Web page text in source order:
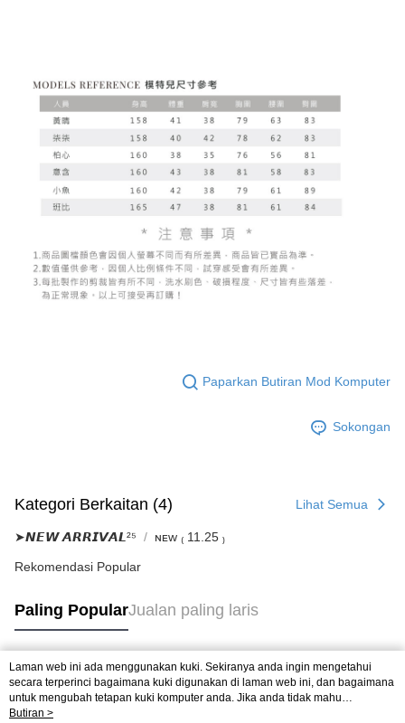
Paparkan Butiran Mod Komputer
Sokongan
Kategori Berkaitan (4) Lihat Semua
➤𝙉𝙀𝙒 𝘼𝙍𝙍𝙄𝙑𝘼𝙇²⁵ ɴᴇᴡ ₍ 11.25 ₎
Rekomendasi Popular
Paling PopularJualan paling laris
Tag Popular
Laman web ini ada menggunakan kuki. Sekiranya anda ingin mengetahui
secara terperinci bagaimana kuki digunakan di laman web ini, dan bagaimana
untuk mengubah tetapan kuki komputer anda. Jika anda tidak mahu
menggunakan kuki di komputer anda, sila rujuk penerangan mengenai kuki.
Butiran >